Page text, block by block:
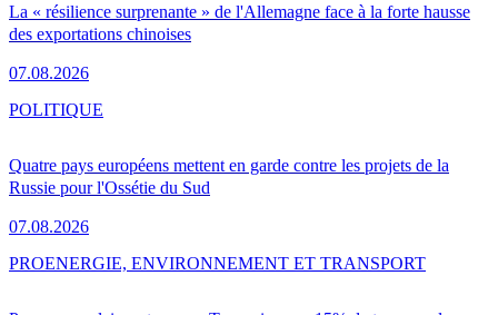
La « résilience surprenante » de l'Allemagne face à la forte hausse
des exportations chinoises
07.08.2026
Quatre pays européens mettent en garde contre les projets de la
Russie pour l'Ossétie du Sud
07.08.2026
POLITIQUE
PROENERGIE, ENVIRONNEMENT ET TRANSPORT